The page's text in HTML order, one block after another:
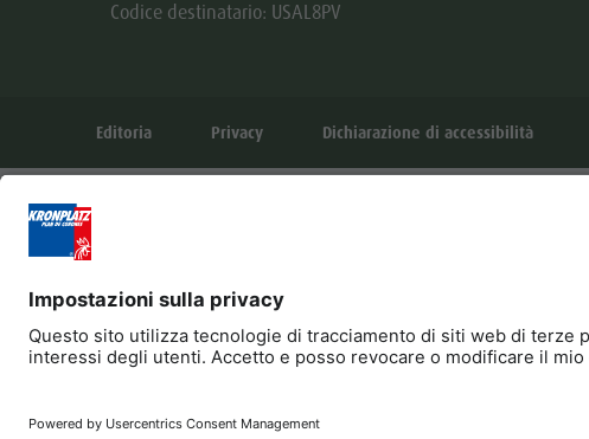
Codice destinatario: USAL8PV
Editoria Privacy Dichiarazione di accessibilità